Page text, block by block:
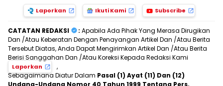
Laporkan Ikuti Kami Subscribe
CATATAN REDAKSI : Apabila Ada Pihak Yang Merasa Dirugikan
Dan /Atau Keberatan Dengan Penayangan Artikel Dan /Atau Berita
Tersebut Diatas, Anda Dapat Mengirimkan Artikel Dan /Atau Berita
Berisi Sanggahan Dan /Atau Koreksi Kepada Redaksi Kami
Laporkan
,
Sebagaimana Diatur Dalam Pasal (1) Ayat (11) Dan (12)